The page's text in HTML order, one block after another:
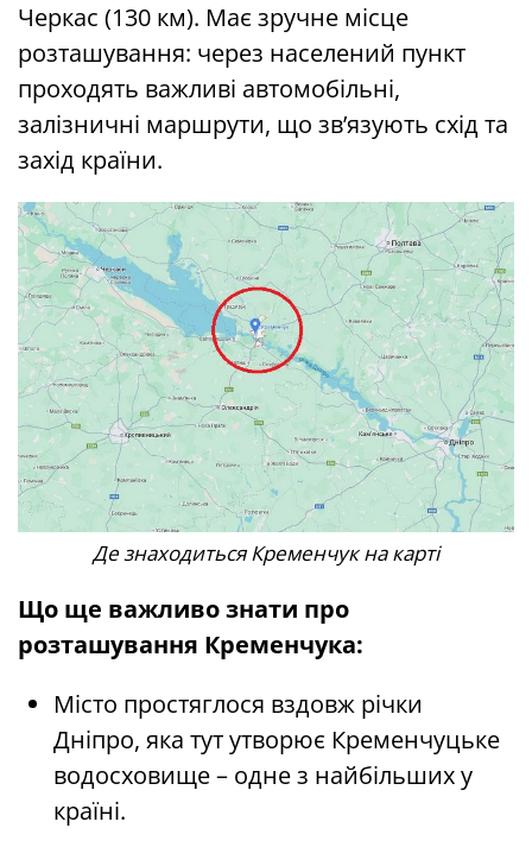
Черкас (130 км). Має зручне місце
розташування: через населений пункт
проходять важливі автомобільні,
залізничні маршрути, що зв’язують схід та
захід країни.
Де знаходиться Кременчук на карті
Що ще важливо знати про
розташування Кременчука:
Місто простяглося вздовж річки
Дніпро, яка тут утворює Кременчуцьке
водосховище – одне з найбільших у
країні.